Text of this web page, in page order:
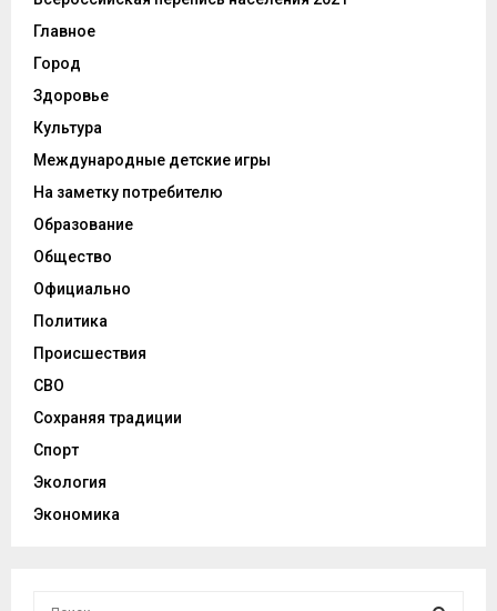
Главное
Город
Здоровье
Культура
Международные детские игры
На заметку потребителю
Образование
Общество
Официально
Политика
Происшествия
СВО
Сохраняя традиции
Спорт
Экология
Экономика